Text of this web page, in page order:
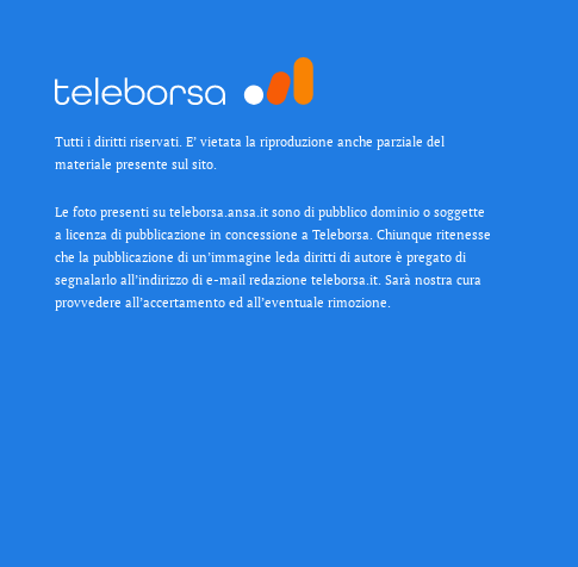
Tutti i diritti riservati. E’ vietata la riproduzione anche parziale del
materiale presente sul sito.
Le foto presenti su teleborsa.ansa.it sono di pubblico dominio o soggette
a licenza di pubblicazione in concessione a Teleborsa. Chiunque ritenesse
che la pubblicazione di un’immagine leda diritti di autore è pregato di
segnalarlo all’indirizzo di e-mail redazione teleborsa.it. Sarà nostra cura
provvedere all’accertamento ed all’eventuale rimozione.